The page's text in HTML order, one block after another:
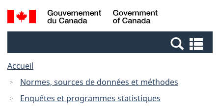
Passer
au
Passer
à
Canada
Recherche
et
et
Accueil
Normes, sources de données et méthodes
Enquêtes et programmes statistiques